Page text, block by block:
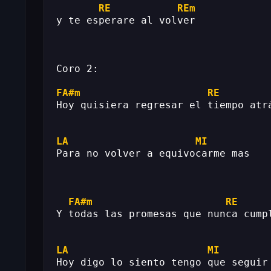
RE
REm
y te esperare al volver
Coro 2:
FA#m
RE
Hoy quisiera regresar el tiempo
LA
MI
Para no volver a equivocarme mas
FA#m
RE
Y todas las promesas que nunca
LA
MI
Hoy digo lo siento tengo que seguir